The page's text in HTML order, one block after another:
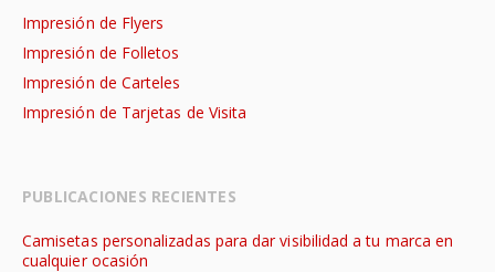
Impresión de Flyers
Impresión de Folletos
Impresión de Carteles
Impresión de Tarjetas de Visita
PUBLICACIONES RECIENTES
Camisetas personalizadas para dar visibilidad a tu marca en
cualquier ocasión